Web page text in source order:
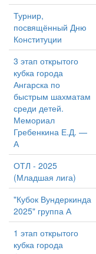
Турнир,
посвящённый Дню
Конституции
3 этап открытого
кубка города
Ангарска по
быстрым шахматам
среди детей.
Мемориал
Гребенкина Е.Д. —
А
ОТЛ - 2025
(Младшая лига)
"Кубок Вундеркинда
2025" группа А
1 этап открытого
кубка города